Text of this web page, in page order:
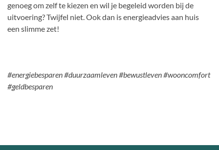
genoeg om zelf te kiezen en wil je begeleid worden bij de
uitvoering? Twijfel niet. Ook dan is energieadvies aan huis
een slimme zet!
#energiebesparen #duurzaamleven #bewustleven #wooncomfort
#geldbesparen